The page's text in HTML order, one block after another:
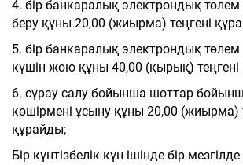
4. бір банкаралық электрондық
беру құны 20,00 (жиырма) теңгені
5. бір банкаралық электрондық
күшін жою құны 40,00 (қырық)
6. сұрау салу бойынша шоттар
көшірмені ұсыну құны 20,00 (жиырма)
құрайды;
Бір күнтізбелік күн ішінде бір